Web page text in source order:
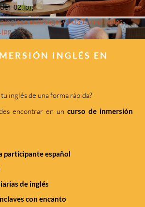
02.jpg
images/slide-home/ingles-
INGLÉS EN
inglés de una forma rápida?
encontrar en un curso de inmersión
participante español
de inglés
con encanto